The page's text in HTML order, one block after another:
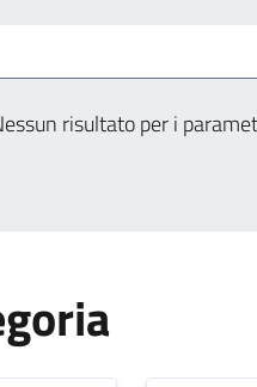
risultato per i